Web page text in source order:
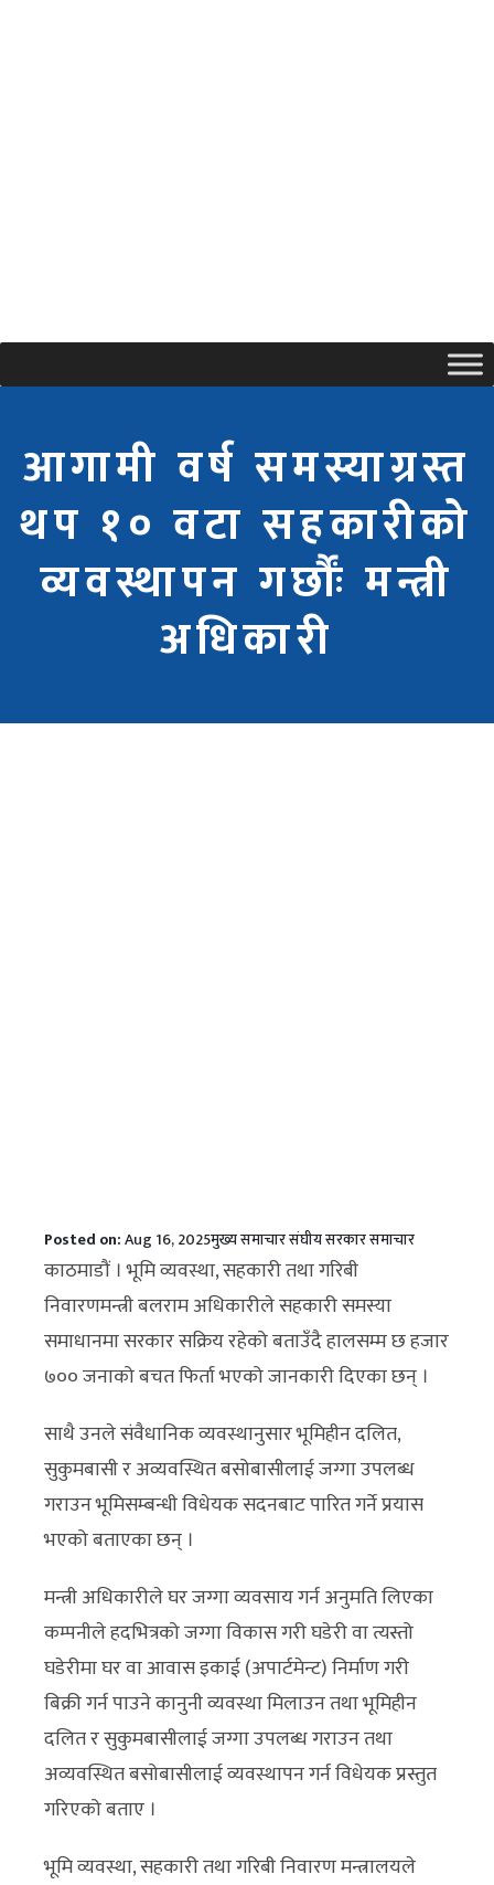
आगामी वर्ष समस्याग्रस्त
थप १० वटा सहकारीको
व्यवस्थापन गर्छौंः मन्त्री
अधिकारी
Posted on:Aug 16, 2025मुख्य समाचारसंघीय सरकारसमाचार
काठमाडौं । भूमि व्यवस्था, सहकारी तथा गरिबी
निवारणमन्त्री बलराम अधिकारीले सहकारी समस्या
समाधानमा सरकार सक्रिय रहेको बताउँदै हालसम्म छ हजार
७०० जनाको बचत फिर्ता भएको जानकारी दिएका छन् ।
साथै उनले संवैधानिक व्यवस्थानुसार भूमिहीन दलित,
सुकुमबासी र अव्यवस्थित बसोबासीलाई जग्गा उपलब्ध
गराउन भूमिसम्बन्धी विधेयक सदनबाट पारित गर्ने प्रयास
भएको बताएका छन् ।
मन्त्री अधिकारीले घर जग्गा व्यवसाय गर्न अनुमति लिएका
कम्पनीले हदभित्रको जग्गा विकास गरी घडेरी वा त्यस्तो
घडेरीमा घर वा आवास इकाई (अपार्टमेन्ट) निर्माण गरी
बिक्री गर्न पाउने कानुनी व्यवस्था मिलाउन तथा भूमिहीन
दलित र सुकुमबासीलाई जग्गा उपलब्ध गराउन तथा
अव्यवस्थित बसोबासीलाई व्यवस्थापन गर्न विधेयक प्रस्तुत
गरिएको बताए ।
भूमि व्यवस्था, सहकारी तथा गरिबी निवारण मन्त्रालयले